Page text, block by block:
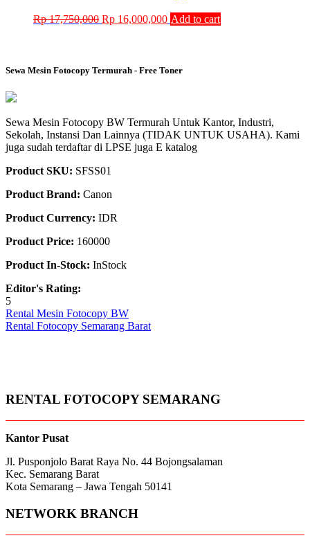
Rp17,750,000 Original
Rp 16,000,000Current
Add to cart
Sewa Mesin Fotocopy Termurah - Free Toner
Sewa Mesin Fotocopy BW Termurah Untuk Kantor, Industri,
Sekolah, Instansi Dan Lainnya (TIDAK UNTUK USAHA). Kami
juga sudah terdaftar di LPSE juga E katalog
Product SKU: SFSS01
Product Brand: Canon
Product Currency: IDR
Product Price: 160000
Product In-Stock: InStock
Editor's Rating:
5
Post
navigation
Rental Mesin Fotocopy BW
Rental Fotocopy Semarang Barat
RENTAL FOTOCOPY SEMARANG
Kantor Pusat
Jl. Pusponjolo Barat Raya No. 44 Bojongsalaman
Kec. Semarang Barat
Kota Semarang – Jawa Tengah 50141
NETWORK BRANCH